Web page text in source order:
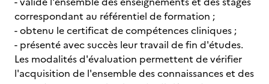
correspondant au référentiel de formation ;
- obtenu le certificat de compétences cliniques ;
- présenté avec succès leur travail de fin d'études.
Les modalités d'évaluation permettent de vérifier
l'acquisition de l'ensemble des connaissances et des